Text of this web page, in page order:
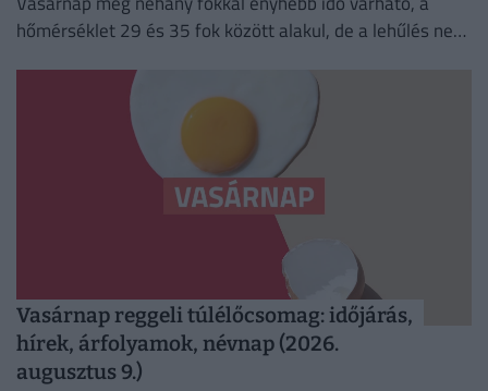
hőmérséklet 29 és 35 fok között alakul, de a lehűlés nem
Vasárnap reggeli túlélőcsomag: időjárás,
hírek, árfolyamok, névnap (2026.
augusztus 9.)